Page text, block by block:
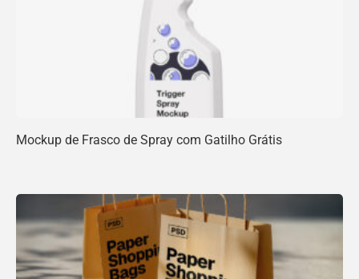
Mockup de Frasco de Spray com Gatilho Grátis